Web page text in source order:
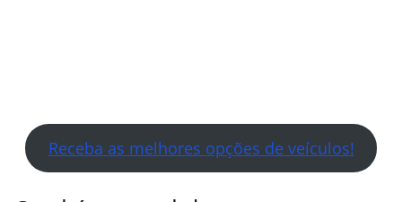
Receba as melhores opções de veículos!